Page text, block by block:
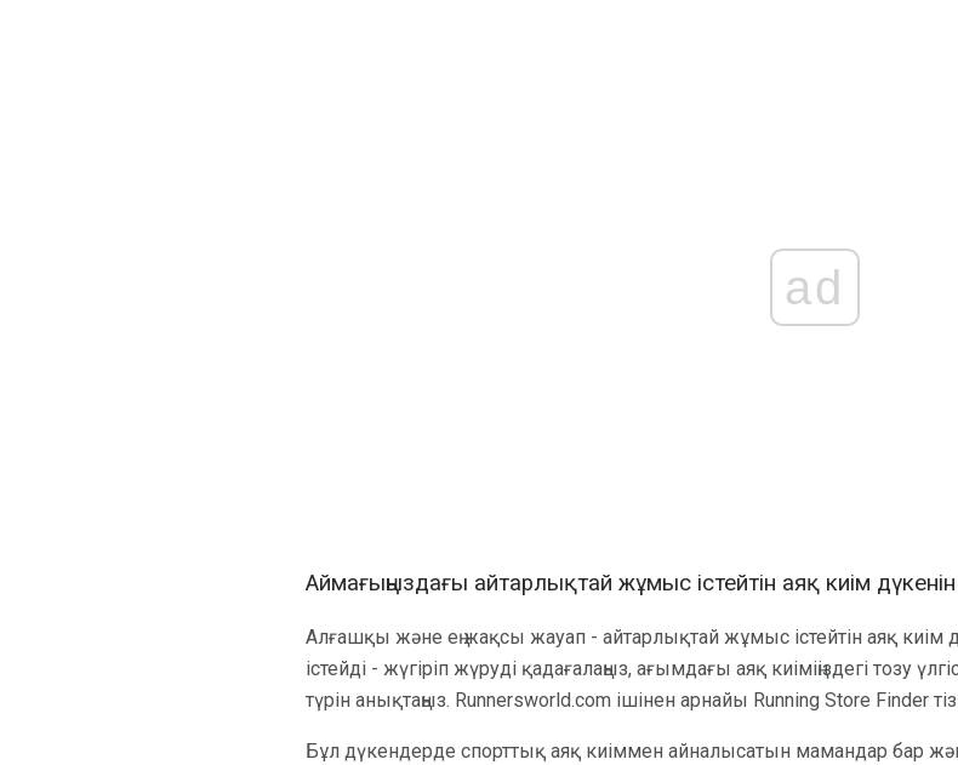
ad
Аймағыңыздағы айтарлықтай жұмыс істейтін аяқ киім
Алғашқы және ең жақсы жауап - айтарлықтай жұмыс істейтін аяқ
істейді - жүгіріп жүруді қадағалаңыз, ағымдағы аяқ киіміңіздегі тозу
түрін анықтаңыз. Runnersworld.com ішінен арнайы Running Store Finder
Бұл дүкендерде спорттық аяқ киіммен айналысатын мамандар бар